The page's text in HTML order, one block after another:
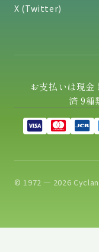
X (Twitter)
お支払いは現
済 9種
© 1972 — 2026